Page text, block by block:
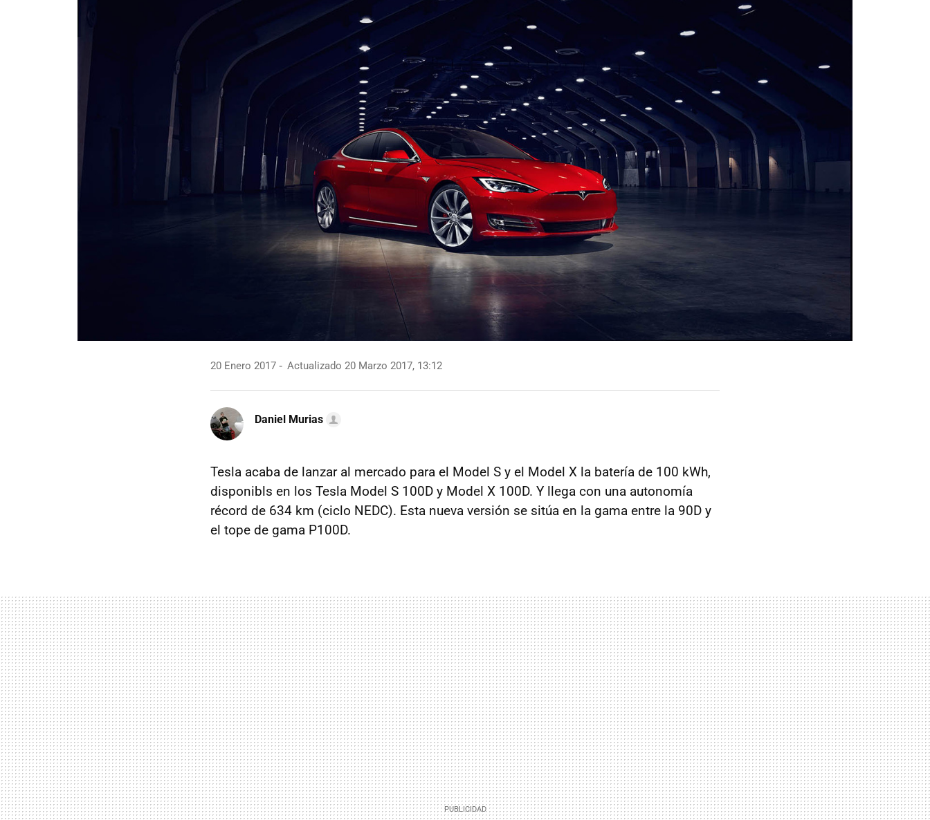
20 Enero 2017 Actualizado 20 Marzo 2017, 13:12
Daniel Murias
Tesla acaba de lanzar al mercado para el Model S y el Model X la batería de 100 kWh,
disponibls en los Tesla Model S 100D y Model X 100D. Y llega con una autonomía
récord de 634 km (ciclo NEDC). Esta nueva versión se sitúa en la gama entre la 90D y
el tope de gama P100D.